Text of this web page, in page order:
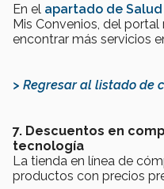
En el apartado de
Mis Convenios, del
encontrar más servicios
> Regresar al listado de
7. Descuentos en
tecnología
La tienda en línea de
productos con precios